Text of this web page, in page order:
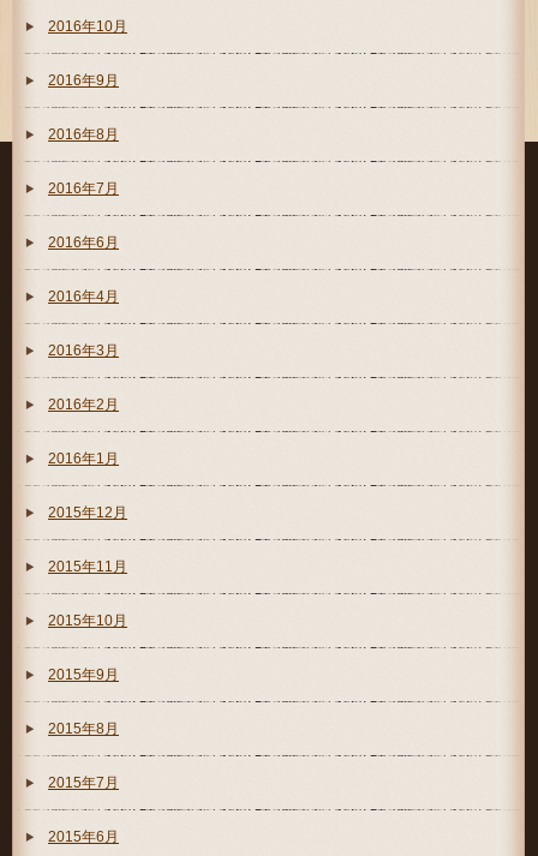
2016年10月
2016年9月
2016年8月
2016年7月
2016年6月
2016年4月
2016年3月
2016年2月
2016年1月
2015年12月
2015年11月
2015年10月
2015年9月
2015年8月
2015年7月
2015年6月